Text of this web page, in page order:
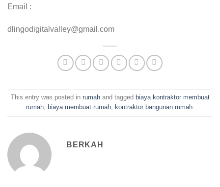
Email :
dlingodigitalvalley@gmail.com
This entry was posted in rumahand tagged biaya kontraktor membuat
rumah, biaya membuat rumah, kontraktor bangunan rumah.
BERKAH